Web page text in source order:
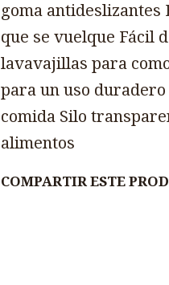
goma antideslizantes
que se vuelque Fácil
lavavajillas para
para un uso
comida Silo
alimentos
COMPARTIR ESTE